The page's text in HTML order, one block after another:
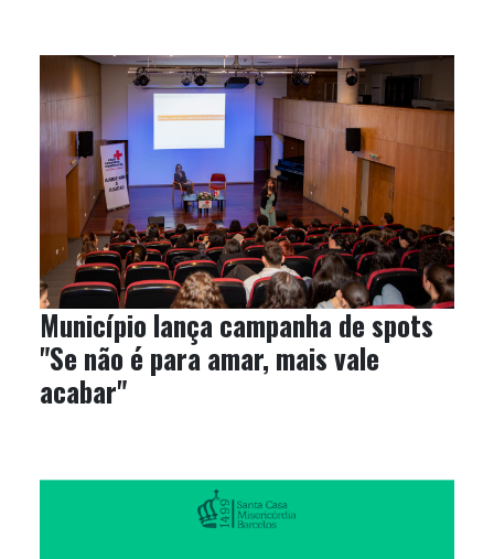
Município lança campanha de spots
"Se não é para amar, mais vale
acabar"